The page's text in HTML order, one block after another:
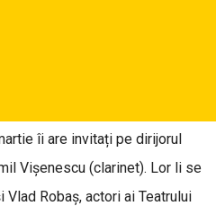
îi are invitați pe dirijorul
Vișenescu (clarinet). Lor li se
Vlad Robaș, actori ai Teatrului